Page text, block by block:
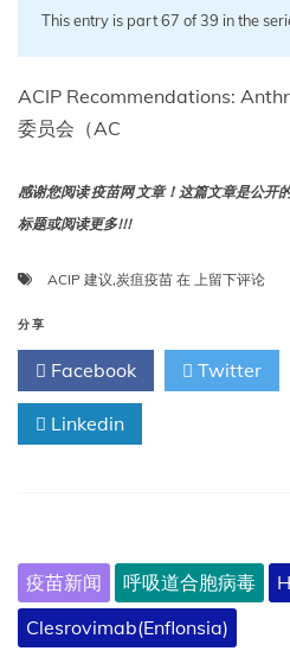
This entry is part 67 of 39 in the
ACIP Recommendations:
委员会（AC
感谢您阅读 疫苗网 文章！这篇文章是公开
标题或阅读更多!!!
ACIP 建议,炭疽疫苗 在 ACIP
炭
疽
疫
上留下评论
分享
Facebook Twitter
Linkedin
疫苗新闻 呼吸道合胞病毒
Clesrovimab(Enflonsia)